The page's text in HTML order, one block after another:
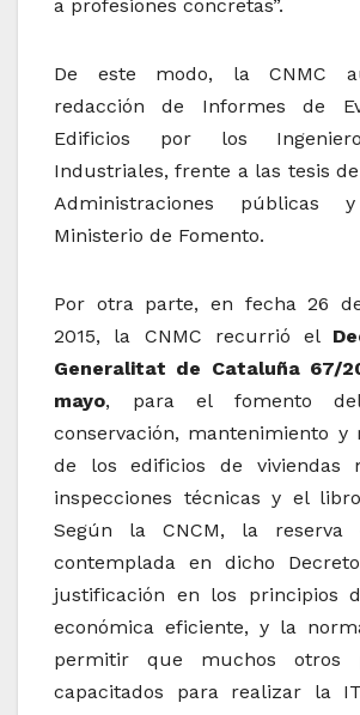
a profesiones concretas”.
De este modo, la CNMC
redacción de Informes de
Edificios por los
Industriales, frente a las tesis
Administraciones
Ministerio de Fomento.
Por otra parte, en fecha 26
2015, la CNMC recurrió el
Generalitat de Cataluña 67/
mayo, para el fomento
conservación, mantenimiento y
de los edificios de viviendas
inspecciones técnicas y el
Según la CNCM, la reserva
contemplada en dicho
justificación en los principios
económica eficiente, y la
permitir que muchos otros
capacitados para realizar la